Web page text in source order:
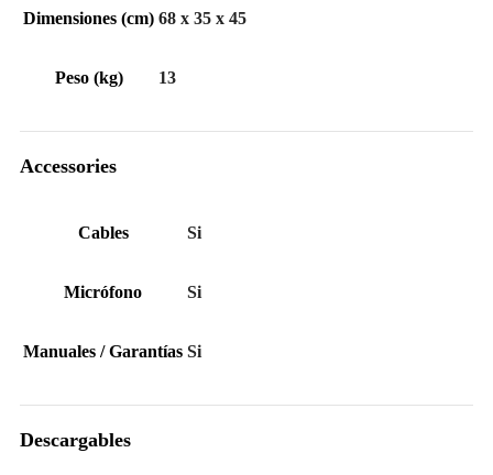
Dimensiones (cm) 68 x 35 x 45
Peso (kg) 13
Accessories
Cables Si
Micrófono Si
Manuales / Garantías Si
Descargables